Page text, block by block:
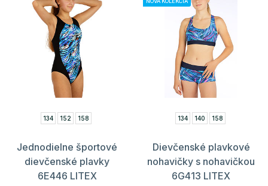
134 152 158
Jednodielne športové
dievčenské plavky
6E446 LITEX
134 140 158
Dievčenské plavkové
nohavičky s nohavičkou
6G413 LITEX